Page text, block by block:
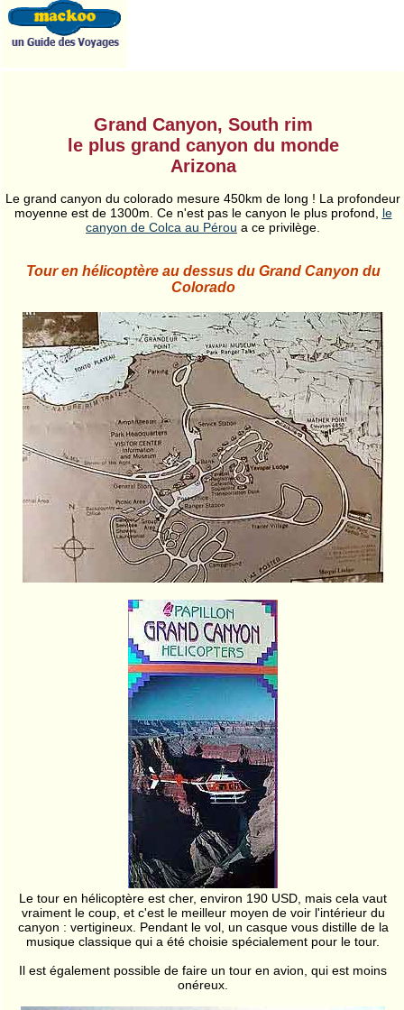
Grand Canyon, South rim
le plus grand canyon du monde
Arizona
Le grand canyon du colorado mesure 450km de long ! La profondeur
moyenne est de 1300m. Ce n'est pas le canyon le plus profond, le
canyon de Colca au Pérou a ce privilège.
Tour en hélicoptère au dessus du Grand Canyon du
Colorado
Le tour en hélicoptère est cher, environ 190 USD, mais cela vaut
vraiment le coup, et c'est le meilleur moyen de voir l'intérieur du
canyon : vertigineux. Pendant le vol, un casque vous distille de la
musique classique qui a été choisie spécialement pour le tour.
Il est également possible de faire un tour en avion, qui est moins
onéreux.